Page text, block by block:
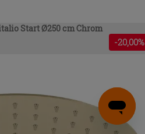
Start Ø250 cm Chrom
-20,00%